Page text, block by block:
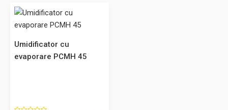
Umidificator cu
evaporare PCMH 45